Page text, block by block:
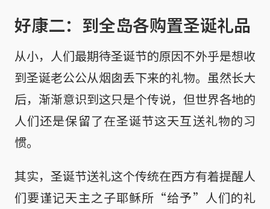
好康二：到全岛各购置圣诞礼品
从小，人们最期待圣诞节的原因不外乎是想收
到圣诞老公公从烟囱丢下来的礼物。虽然长大
后，渐渐意识到这只是个传说，但世界各地的
人们还是保留了在圣诞节这天互送礼物的习
惯。
其实，圣诞节送礼这个传统在西方有着提醒人
们要谨记天主之子耶稣所“给予”人们的礼